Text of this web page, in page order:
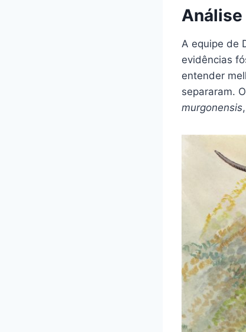
A equipe de
evidências
entender
separaram.
murgonensis